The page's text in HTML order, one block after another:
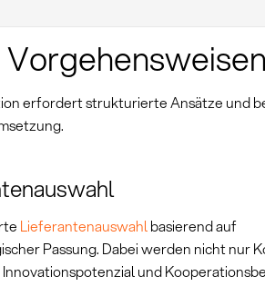
erfordert strukturierte Ansätze und
Lieferantenauswahlbasierend auf
Passung. Dabei werden nicht nur
und